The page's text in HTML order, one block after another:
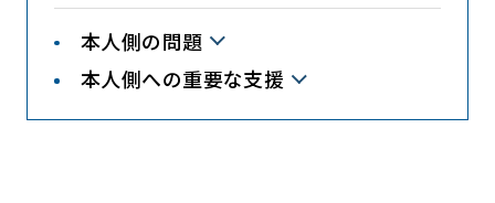
本人側の問題
本人側への重要な支援